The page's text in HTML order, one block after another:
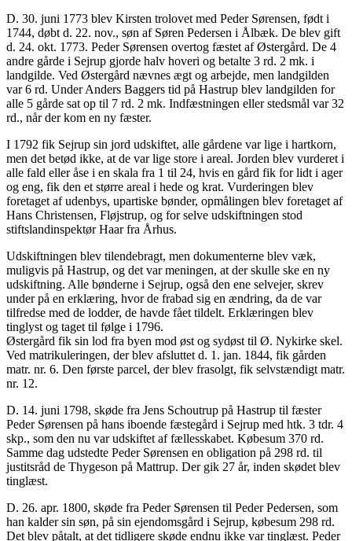
D. 30. juni 1773 blev Kirsten trolovet med Peder Sørensen, født i
1744, døbt d. 22. nov., søn af Søren Pedersen i Ålbæk. De blev gift
d. 24. okt. 1773. Peder Sørensen overtog fæstet af Østergård. De 4
andre gårde i Sejrup gjorde halv hoveri og betalte 3 rd. 2 mk. i
landgilde. Ved Østergård nævnes ægt og arbejde, men landgilden
var 6 rd. Under Anders Baggers tid på Hastrup blev landgilden for
alle 5 gårde sat op til 7 rd. 2 mk. Indfæstningen eller stedsmål var 32
rd., når der kom en ny fæster.
I 1792 fik Sejrup sin jord udskiftet, alle gårdene var lige i hartkorn,
men det betød ikke, at de var lige store i areal. Jorden blev vurderet i
alle fald eller åse i en skala fra 1 til 24, hvis en gård fik for lidt i ager
og eng, fik den et større areal i hede og krat. Vurderingen blev
foretaget af udenbys, upartiske bønder, opmålingen blev foretaget af
Hans Christensen, Fløjstrup, og for selve udskiftningen stod
stiftslandinspektør Haar fra Århus.
Udskiftningen blev tilendebragt, men dokumenterne blev væk,
muligvis på Hastrup, og det var meningen, at der skulle ske en ny
udskiftning. Alle bønderne i Sejrup, også den ene selvejer, skrev
under på en erklæring, hvor de frabad sig en ændring, da de var
tilfredse med de lodder, de havde fået tildelt. Erklæringen blev
tinglyst og taget til følge i 1796.
Østergård fik sin lod fra byen mod øst og sydøst til Ø. Nykirke skel.
Ved matrikuleringen, der blev afsluttet d. 1. jan. 1844, fik gården
matr. nr. 6. Den første parcel, der blev frasolgt, fik selvstændigt matr.
nr. 12.
D. 14. juni 1798, skøde fra Jens Schoutrup på Hastrup til fæster
Peder Sørensen på hans iboende fæstegård i Sejrup med htk. 3 tdr. 4
skp., som den nu var udskiftet af fællesskabet. Købesum 370 rd.
Samme dag udstedte Peder Sørensen en obligation på 298 rd. til
justitsråd de Thygeson på Mattrup. Der gik 27 år, inden skødet blev
tinglæst.
D. 26. apr. 1800, skøde fra Peder Sørensen til Peder Pedersen, som
han kalder sin søn, på sin ejendomsgård i Sejrup, købesum 298 rd.
Det blev påtalt, at det tidligere skøde endnu ikke var tinglæst. Peder